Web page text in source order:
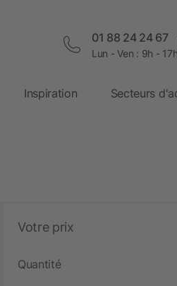
01 88 24 24 67
Lun - Ven : 9h -
Inspiration Secteurs
Votre prix
Quantité